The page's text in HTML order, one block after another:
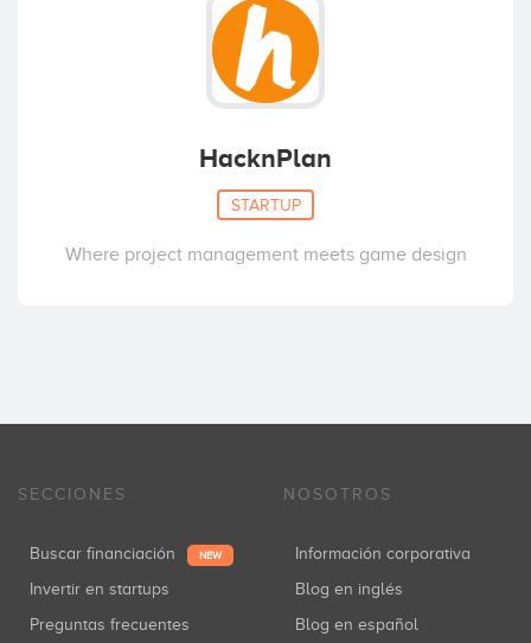
HacknPlan
STARTUP
Where project management meets game design
SECCIONES
Buscar financiación NEW
Invertir en startups
Preguntas frecuentes
NOSOTROS
Información corporativa
Blog en inglés
Blog en español